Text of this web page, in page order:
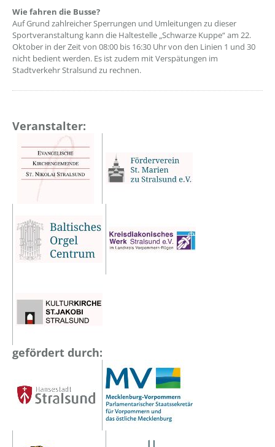
Wie fahren die Busse?
Auf Grund zahlreicher Sperrungen und Umleitungen zu dieser
Sportveranstaltung kann die Haltestelle „Schwarze Kuppe“ am 22.
Oktober in der Zeit von 08:00 bis 16:30 Uhr von den Linien 1 und 30
nicht bedient werden. Es ist zudem mit Verspätungen im
Stadtverkehr Stralsund zu rechnen.
Veranstalter:
gefördert durch: